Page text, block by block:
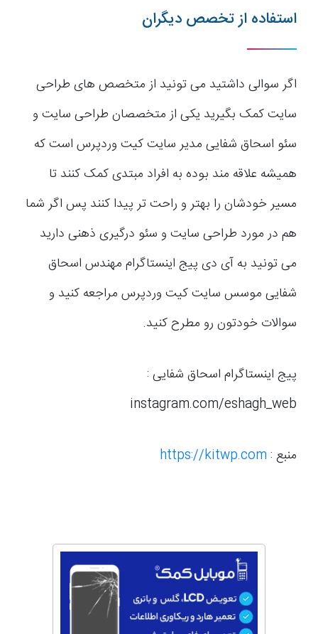
استفاده از تخصص دیگران
اگر سوالی داشتید می تونید از متخصص های طراحی
سایت کمک بگیرید یکی از متخصصان طراحی سایت و
سئو اسحاق شفایی مدیر سایت کیت وردپرس است که
همیشه علاقه مند بوده به افراد مبتدی کمک کنند تا
مسیر خودشان را بهتر و راحت تر پیدا کنند پس اگر شما
هم در مورد طراحی سایت و سئو درگیری ذهنی دارید
می تونید به آی دی پیج اینستاگرام مهندس اسحاق
شفایی موسس سایت کیت وردپرس مراجعه کنید و
سوالات خودتون رو مطرح کنید.
پیج اینستاگرام اسحاق شفایی :
instagram.com/eshagh_web
منبع : https://kitwp.com